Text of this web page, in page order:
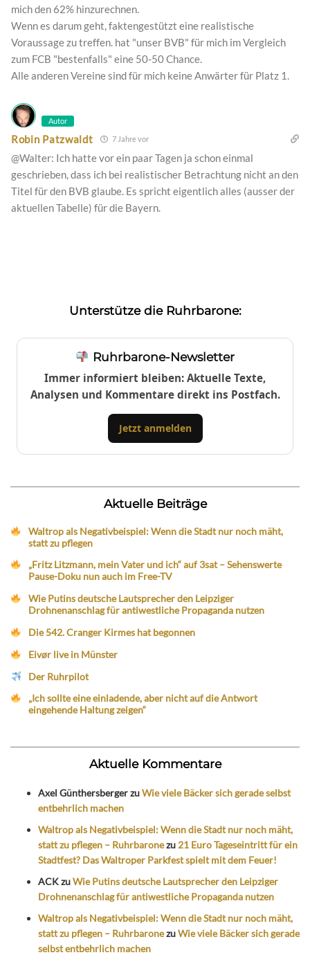
mich den 62% hinzurechnen.
Wenn es darum geht, faktengestützt eine realistische
Voraussage zu treffen. hat "unser BVB" für mich im Vergleich
zum FCB "bestenfalls" eine 50-50 Chance.
Alle anderen Vereine sind für mich keine Anwärter für Platz 1.
Autor
Robin Patzwaldt 7 Jahre vor
@Walter: Ich hatte vor ein paar Tagen ja schon einmal
geschrieben, dass ich bei realistischer Betrachtung nicht an den
Titel für den BVB glaube. Es spricht eigentlich alles (ausser der
aktuellen Tabelle) für die Bayern.
Unterstütze die Ruhrbarone:
Ruhrbarone-Newsletter
Immer informiert bleiben: Aktuelle Texte,
Analysen und Kommentare direkt ins Postfach.
Jetzt anmelden
Aktuelle Beiträge
Waltrop als Negativbeispiel: Wenn die Stadt nur noch mäht,
statt zu pflegen
„Fritz Litzmann, mein Vater und ich“ auf 3sat – Sehenswerte
Pause-Doku nun auch im Free-TV
Wie Putins deutsche Lautsprecher den Leipziger
Drohnenanschlag für antiwestliche Propaganda nutzen
Die 542. Cranger Kirmes hat begonnen
Eivør live in Münster
Der Ruhrpilot
„Ich sollte eine einladende, aber nicht auf die Antwort
eingehende Haltung zeigen“
Aktuelle Kommentare
Axel GünthersbergerzuWie viele Bäcker sich gerade selbst
entbehrlich machen
Waltrop als Negativbeispiel: Wenn die Stadt nur noch mäht,
statt zu pflegen – Ruhrbaronezu 21 Euro Tageseintritt für ein
Stadtfest? Das Waltroper Parkfest spielt mit dem Feuer!
ACKzuWie Putins deutsche Lautsprecher den Leipziger
Drohnenanschlag für antiwestliche Propaganda nutzen
Waltrop als Negativbeispiel: Wenn die Stadt nur noch mäht,
statt zu pflegen – RuhrbaronezuWie viele Bäcker sich gerade
selbst entbehrlich machen